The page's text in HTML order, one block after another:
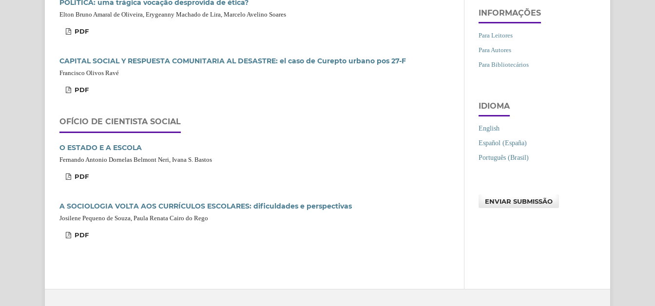
POLÍTICA: uma trágica vocação desprovida de ética?
Elton Bruno Amaral de Oliveira, Erygeanny Machado de Lira, Marcelo Avelino Soares
PDF
CAPITAL SOCIAL Y RESPUESTA COMUNITARIA AL DESASTRE: el caso de Curepto urbano pos 27-F
Francisco Olivos Ravé
PDF
OFÍCIO DE CIENTISTA SOCIAL
O ESTADO E A ESCOLA
Fernando Antonio Dornelas Belmont Neri, Ivana S. Bastos
PDF
A SOCIOLOGIA VOLTA AOS CURRÍCULOS ESCOLARES: dificuldades e perspectivas
Josilene Pequeno de Souza, Paula Renata Cairo do Rego
PDF
INFORMAÇÕES
Para Leitores
Para Autores
Para Bibliotecários
IDIOMA
English
Español (España)
Português (Brasil)
ENVIAR SUBMISSÃO